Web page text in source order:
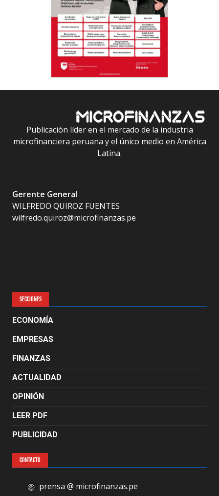
Publicación líder en el mercado de la industria
microfinanciera peruana y el único medio en América
Latina.
Gerente General
WILFREDO QUIROZ FUENTES
wilfredo.quiroz@microfinanzas.pe
SECCIONES
ECONOMÍA
EMPRESAS
FINANZAS
ACTUALIDAD
OPINIÓN
LEER PDF
PUBLICIDAD
CONTACTO
prensa @ microfinanzas.pe